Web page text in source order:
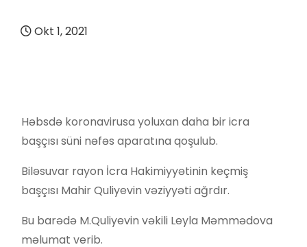
Okt 1, 2021
Həbsdə koronavirusa yoluxan daha bir icra
başçısı süni nəfəs aparatına qoşulub.
Biləsuvar rayon İcra Hakimiyyətinin keçmiş
başçısı Mahir Quliyevin vəziyyəti ağrdır.
Bu barədə M.Quliyevin vəkili Leyla Məmmədova
məlumat verib.